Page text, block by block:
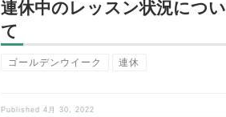
連休中のレッスン状況につい
て
ゴールデンウイーク 連休
Published4月 30, 2022